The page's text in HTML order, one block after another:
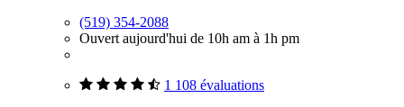
(519) 354-2088
Ouvert aujourd'hui de 10h am à 1h pm
1 108 évaluations